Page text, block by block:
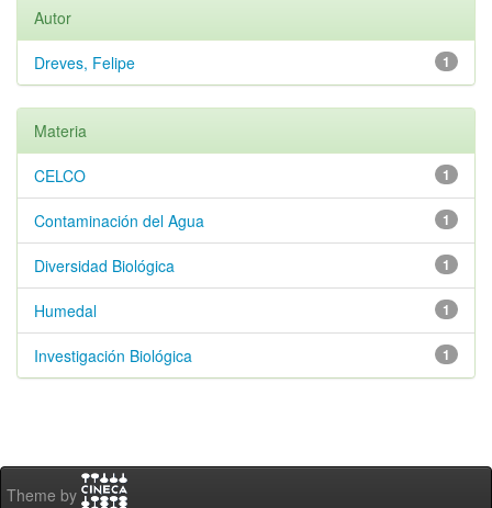
Autor
1
Dreves, Felipe
Materia
1
CELCO
1
Contaminación del Agua
1
Diversidad Biológica
1
Humedal
1
Investigación Biológica
Theme by